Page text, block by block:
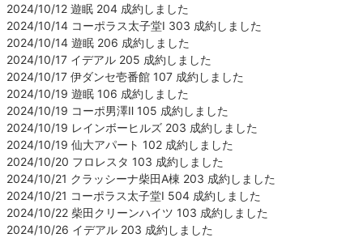
2024/10/12 遊眠 204 成約しました
2024/10/14 コーポラス太子堂Ⅰ 303 成約しました
2024/10/14 遊眠 206 成約しました
2024/10/17 イデアル 205 成約しました
2024/10/17 伊ダンセ壱番館 107 成約しました
2024/10/19 遊眠 106 成約しました
2024/10/19 コーポ男澤Ⅱ 105 成約しました
2024/10/19 レインボーヒルズ 203 成約しました
2024/10/19 仙大アパート 102 成約しました
2024/10/20 フロレスタ 103 成約しました
2024/10/21 クラッシーナ柴田A棟 203 成約しました
2024/10/21 コーポラス太子堂Ⅰ 504 成約しました
2024/10/22 柴田クリーンハイツ 103 成約しました
2024/10/26 イデアル 203 成約しました